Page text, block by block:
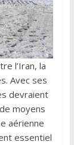
l’Iran, la
Avec ses
devraient
moyens
aérienne
essentiel